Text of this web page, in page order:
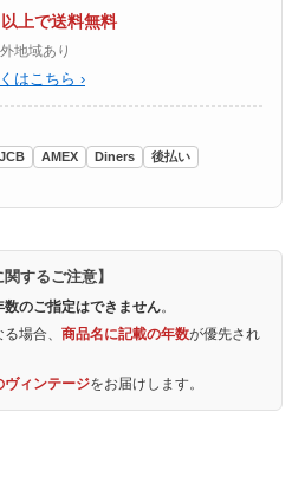
上で送料無料
地域あり
はこちら ›
JCB AMEX Diners
後払い
するご注意】
数のご指定はできません。
場合、 商品名に記載の年数が優先され
ヴィンテージをお届けします。